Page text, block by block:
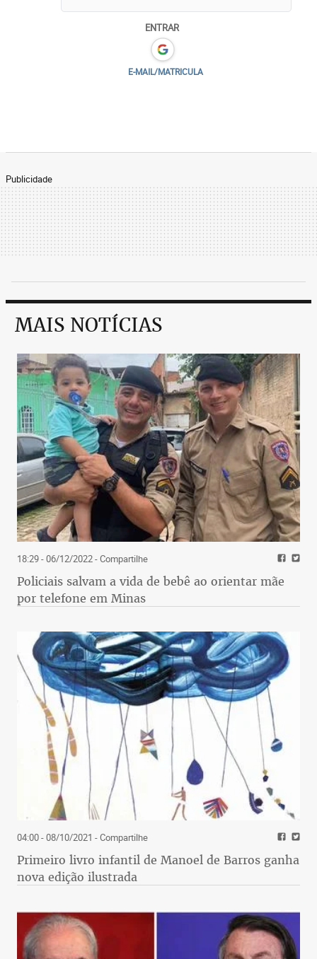
ENTRAR
E-MAIL/MATRICULA
Publicidade
MAIS NOTÍCIAS
18:29 - 06/12/2022- Compartilhe
Policiais salvam a vida de bebê ao orientar mãe
por telefone em Minas
04:00 - 08/10/2021 - Compartilhe
Primeiro livro infantil de Manoel de Barros ganha
nova edição ilustrada